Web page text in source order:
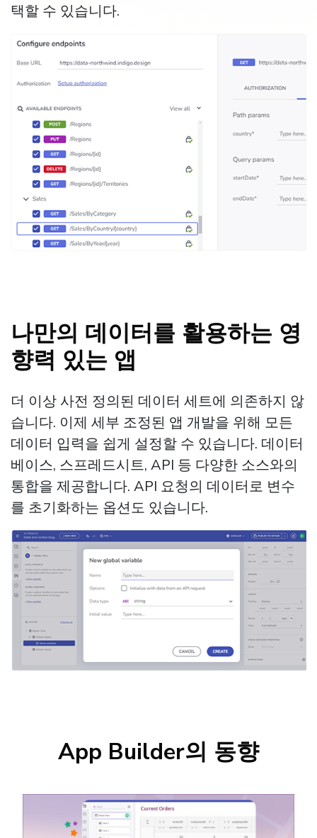
택할 수 있습니다.
나만의 데이터를 활용하는 영
향력 있는 앱
더 이상 사전 정의된 데이터 세트에 의존하지 않
습니다. 이제 세부 조정된 앱 개발을 위해 모든
데이터 입력을 쉽게 설정할 수 있습니다. 데이터
베이스, 스프레드시트, API 등 다양한 소스와의
통합을 제공합니다. API 요청의 데이터로 변수
를 초기화하는 옵션도 있습니다.
App Builder의 동향